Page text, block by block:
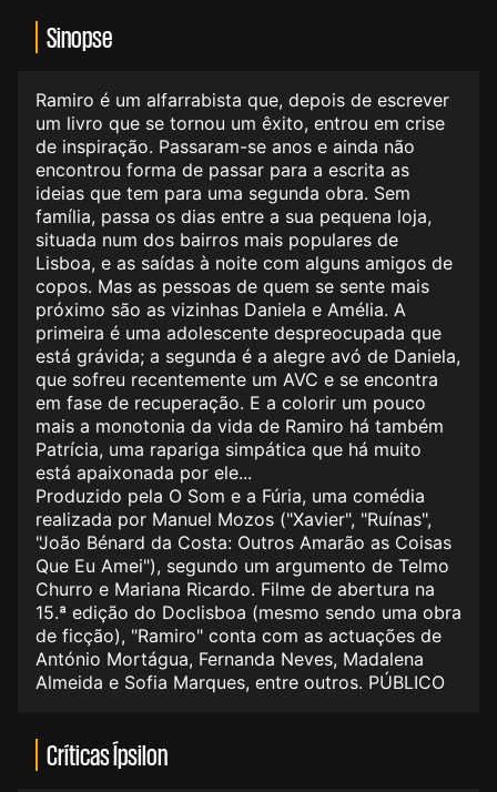
Sinopse
Ramiro é um alfarrabista que, depois de escrever
um livro que se tornou um êxito, entrou em crise
de inspiração. Passaram-se anos e ainda não
encontrou forma de passar para a escrita as
ideias que tem para uma segunda obra. Sem
família, passa os dias entre a sua pequena loja,
situada num dos bairros mais populares de
Lisboa, e as saídas à noite com alguns amigos de
copos. Mas as pessoas de quem se sente mais
próximo são as vizinhas Daniela e Amélia. A
primeira é uma adolescente despreocupada que
está grávida; a segunda é a alegre avó de Daniela,
que sofreu recentemente um AVC e se encontra
em fase de recuperação. E a colorir um pouco
mais a monotonia da vida de Ramiro há também
Patrícia, uma rapariga simpática que há muito
está apaixonada por ele...
Produzido pela O Som e a Fúria, uma comédia
realizada por Manuel Mozos ("Xavier", "Ruínas",
"João Bénard da Costa: Outros Amarão as Coisas
Que Eu Amei"), segundo um argumento de Telmo
Churro e Mariana Ricardo. Filme de abertura na
15.ª edição do Doclisboa (mesmo sendo uma obra
de ficção), "Ramiro" conta com as actuações de
António Mortágua, Fernanda Neves, Madalena
Almeida e Sofia Marques, entre outros. PÚBLICO
Críticas Ípsilon